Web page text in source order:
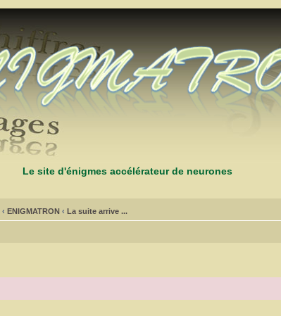
Le site d'énigmes accélérateur de neurones
‹ ENIGMATRON ‹ La suite arrive ...